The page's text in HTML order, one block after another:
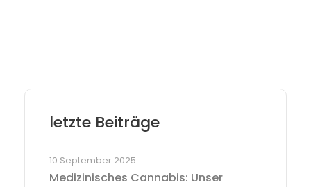
letzte Beiträge
10 September 2025
Medizinisches Cannabis: Unser